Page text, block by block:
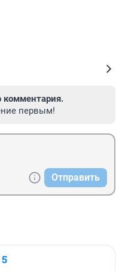
комментария.
первым!
Отправить